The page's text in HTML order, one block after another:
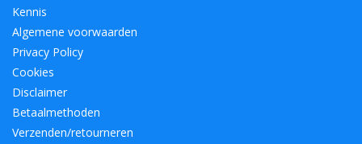
Kennis
Algemene voorwaarden
Privacy Policy
Cookies
Disclaimer
Betaalmethoden
Verzenden/retourneren